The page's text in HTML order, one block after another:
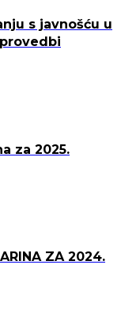
s javnošću u
za 2025.
ZA 2024.